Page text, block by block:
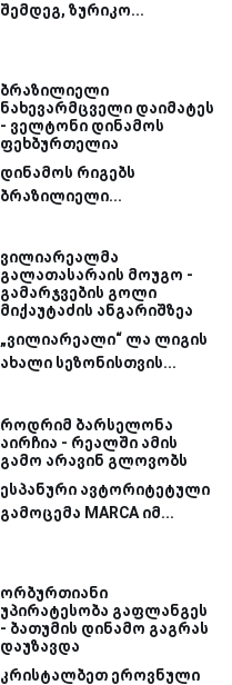
შემდეგ, ზურიკო...
ბრაზილიელი
ნახევარმცველი დაიმატეს
- ველტონი დინამოს
ფეხბურთელია
დინამოს რიგებს
ბრაზილიელი...
ვილიარეალმა
გალათასარაის მოუგო -
გამარჯვების გოლი
მიქაუტაძის ანგარიშზეა
„ვილიარეალი“ ლა ლიგის
ახალი სეზონისთვის...
როდრიმ ბარსელონა
აირჩია - რეალში ამის
გამო არავინ გლოვობს
ესპანური ავტორიტეტული
გამოცემა MARCA იმ...
ორბურთიანი
უპირატესობა გაფლანგეს
- ბათუმის დინამო გაგრას
დაუზავდა
კრისტალბეთ ეროვნული